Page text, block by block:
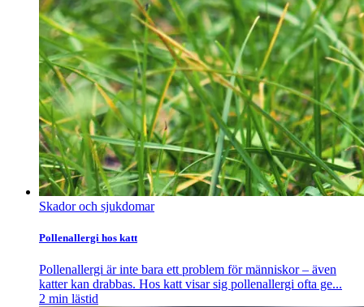
Skador och sjukdomar
Pollenallergi hos katt
Pollenallergi är inte bara ett problem för människor – även
katter kan drabbas. Hos katt visar sig pollenallergi ofta ge...
2 min lästid